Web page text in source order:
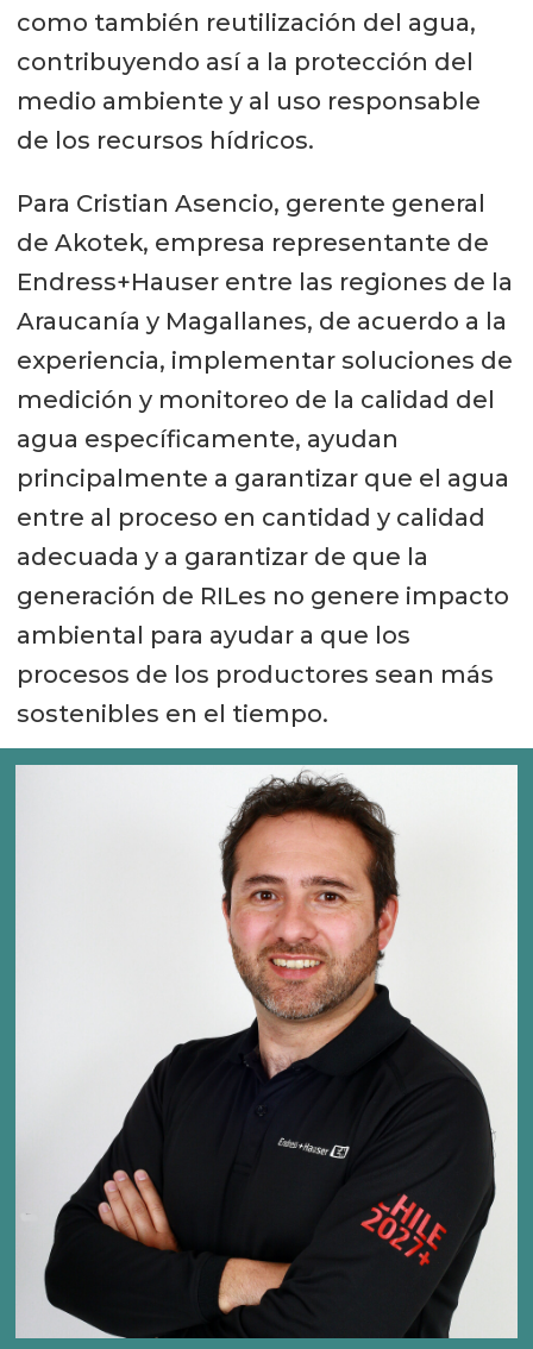
como también reutilización del agua,
contribuyendo así a la protección del
medio ambiente y al uso responsable
de los recursos hídricos.
Para Cristian Asencio, gerente general
de Akotek, empresa representante de
Endress+Hauser entre las regiones de la
Araucanía y Magallanes, de acuerdo a la
experiencia, implementar soluciones de
medición y monitoreo de la calidad del
agua específicamente, ayudan
principalmente a garantizar que el agua
entre al proceso en cantidad y calidad
adecuada y a garantizar de que la
generación de RILes no genere impacto
ambiental para ayudar a que los
procesos de los productores sean más
sostenibles en el tiempo.